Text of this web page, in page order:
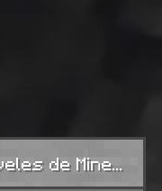
Calculadora de XP y niveles de Minecraft: cómo funciona